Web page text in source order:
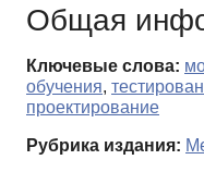
Общая
Ключевые слова:
обучения,
проектирование
Рубрика издания: